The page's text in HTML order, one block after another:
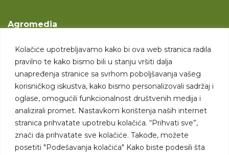
Kolačiće upotrebljavamo kako bi ova web stranica radila
pravilno te kako bismo bili u stanju vršiti dalja
unapređenja stranice sa svrhom poboljšavanja vašeg
korisničkog iskustva, kako bismo personalizovali sadržaj i
oglase, omogućili funkcionalnost društvenih medija i
analizirali promet. Nastavkom korištenja naših internet
stranica prihvatate upotrebu kolačića. “Prihvati sve”,
znači da prihvatate sve kolačiće. Takođe, možete
posetiti "Podešavanja kolačića" Kako biste podesili šta
Agromedia
Svet poljoprivrede
Marketing usluge
Tražimo saradnike
Kontakt